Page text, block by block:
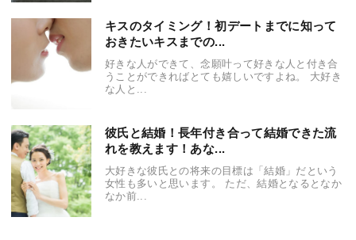
キスのタイミング！初デートまでに知って
おきたいキスまでの...
好きな人ができて、念願叶って好きな人と付き合
うことができればとても嬉しいですよね。 大好き
な人と...
彼氏と結婚！長年付き合って結婚できた流
れを教えます！あな...
大好きな彼氏との将来の目標は「結婚」だという
女性も多いと思います。 ただ、結婚となるとなか
なか前...